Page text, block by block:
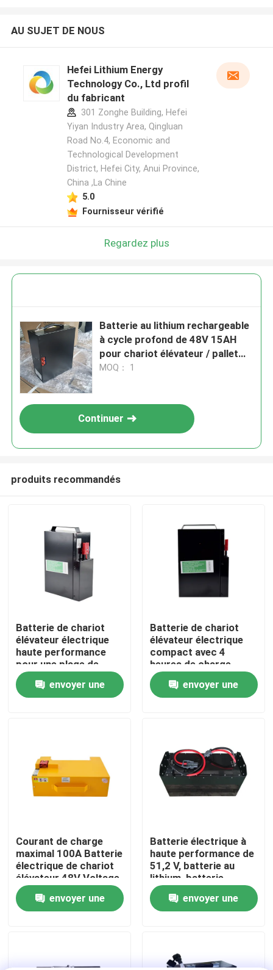
Produits
Au sujet de nous
Contrôle de qualité
batterie au lithium de chariot élévateur
Lithium électrique Ion Battery de chariot élévateur
Batterie de camion de palette
AU SUJET DE NOUS
Hefei Lithium Energy
Technology Co., Ltd profil
du fabricant
301 Zonghe Building, Hefei
Yiyan Industry Area, Qingluan
Road No.4, Economic and
Technological Development
District, Hefei City, Anui Province,
China ,La Chine
5.0
Fournisseur vérifié
Regardez plus
Batterie au lithium rechargeable
à cycle profond de 48V 15AH
pour chariot élévateur / pallet
Trcuk
MOQ： 1
Continuer
produits recommandés
Batterie de chariot
élévateur électrique
haute performance
pour une plage de
température de -20 °C
à 50 °C envoyer une
Batterie de chariot
élévateur électrique
compact avec 4
heures de charge
185*84.5*250mm
envoyer une
Courant de charge
maximal 100A Batterie
électrique de chariot
élévateur 48V Voltage
pour des
performances
optimales
envoyer une
Batterie électrique à
haute performance de
51,2 V, batterie au
lithium, batterie
LiFePO4
envoyer une